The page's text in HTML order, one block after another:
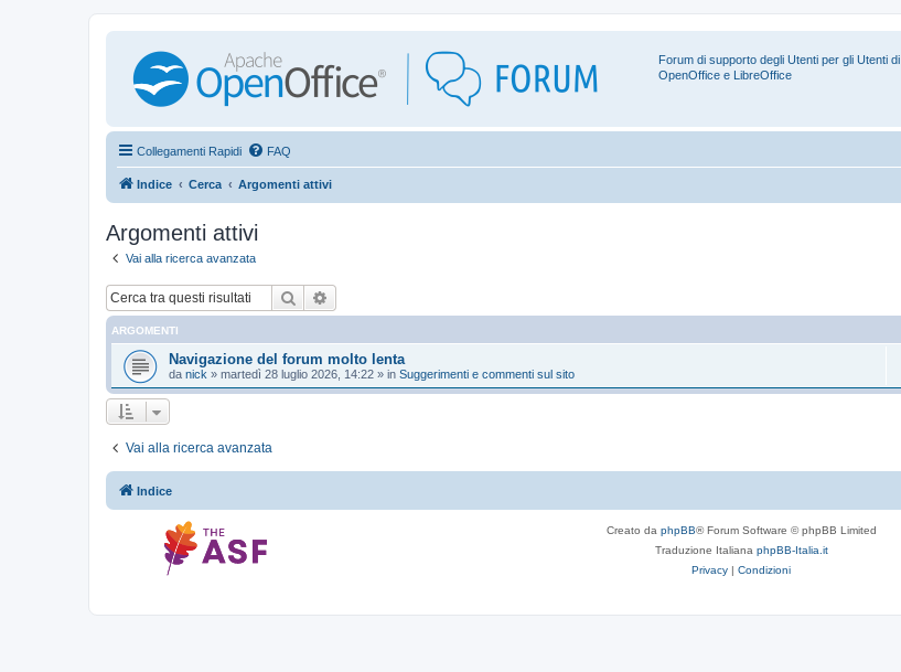
Forum di supporto degli Utenti per gli Utenti di
OpenOffice e LibreOffice
Collegamenti Rapidi FAQ
Indice Cerca Argomenti attivi
Argomenti attivi
Vai alla ricerca avanzata
Cerca
ARGOMENTI
Navigazione del forum molto lenta
da nick » martedì 28 luglio 2026, 14:22 » in Suggerimenti e commenti sul sito
Vai alla ricerca avanzata
Indice
Creato da phpBB® Forum Software © phpBB Limited
Traduzione Italiana phpBB-Italia.it
Privacy | Condizioni